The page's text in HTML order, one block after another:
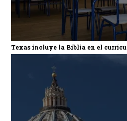
Texas incluye la Biblia en el